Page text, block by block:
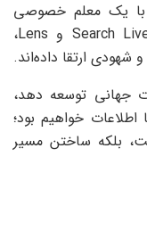
با یک معلم خصوصی
دیجیتال ارائه می‌دهد. از سوی دیگر، Search Live و Lens،
ارتقا داده‌اند.
جهانی توسعه دهد،
اطلاعات خواهیم بود؛
بلکه ساختن مسیر